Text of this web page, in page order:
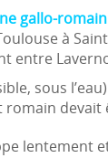
gallo-romain
à
entre
sous
lentement